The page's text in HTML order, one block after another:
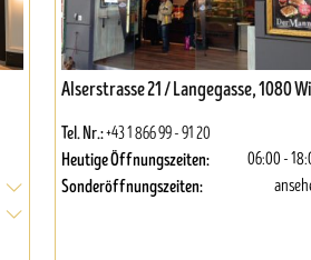
Alserstrasse 21 / Langegasse, 1080
Tel. Nr.:+43 1 866 99 - 91 20
Heutige Öffnungszeiten: 06:00 -
Sonderöffnungszeiten: